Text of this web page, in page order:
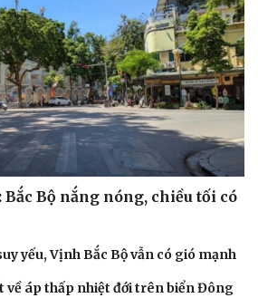
Bộ nắng nóng, chiều tối có
yếu, Vịnh Bắc Bộ vẫn có gió mạnh
về áp thấp nhiệt đới trên biển Đông